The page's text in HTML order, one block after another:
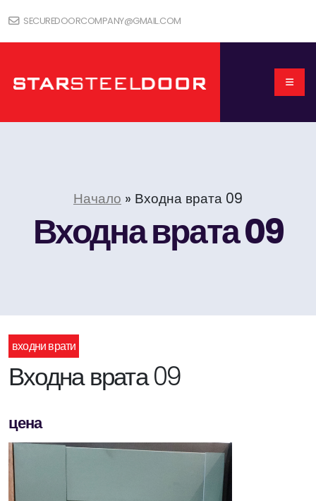
SECUREDOORCOMPANY@GMAIL.COM
Начало » Входна врата 09
Входна врата 09
входни врати
Входна врата 09
цена